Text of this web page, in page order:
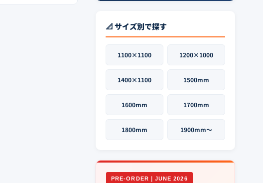
📐 サイズ別で探す
1100×1100 1200×1000
1400×1100 1500mm
1600mm 1700mm
1800mm 1900mm〜
PRE-ORDER｜JUNE 2026